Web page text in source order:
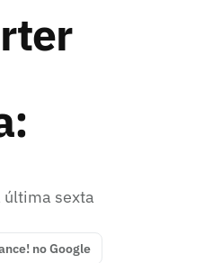
última sexta
no Google